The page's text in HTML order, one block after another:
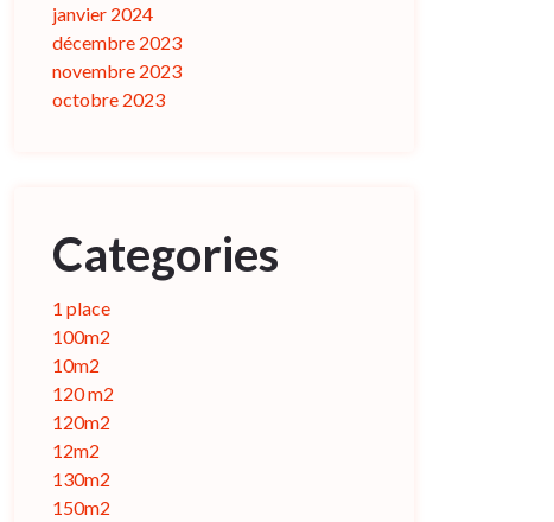
janvier 2024
décembre 2023
novembre 2023
octobre 2023
Categories
1 place
100m2
10m2
120 m2
120m2
12m2
130m2
150m2